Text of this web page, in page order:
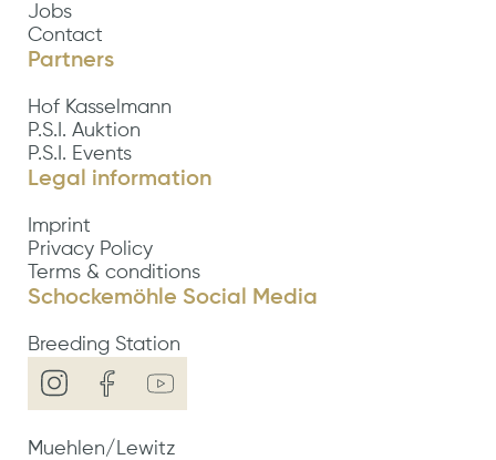
Jobs
Contact
Partners
Hof Kasselmann
P.S.I. Auktion
P.S.I. Events
Legal information
Imprint
Privacy Policy
Terms & conditions
Schockemöhle Social Media
Breeding Station
Muehlen/Lewitz